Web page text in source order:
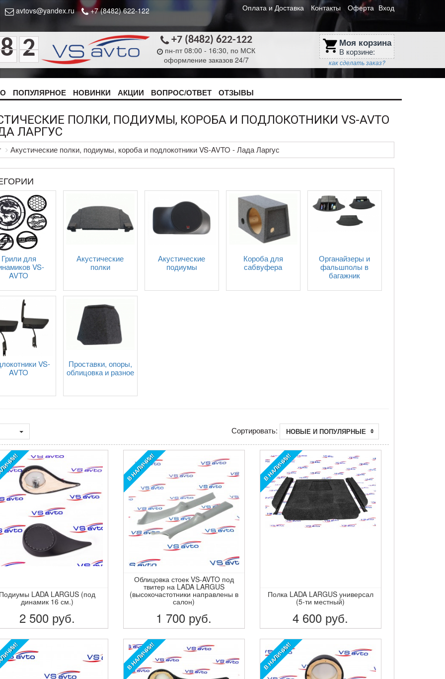
avtovs@yandex.ru +7 (8482) 622-122 Оплата и Доставка Контакты Оферта Вход
8 2 +7 (8482) 622-122
пн-пт 08:00 - 16:30, по МСК
оформление заказов 24/7
shopping_cart Моя корзина
В корзине:
как сделать заказ?
ПОПУЛЯРНОЕ НОВИНКИ АКЦИИ ВОПРОС/ОТВЕТ ОТЗЫВЫ
ПОЛКИ, ПОДИУМЫ, КОРОБА И ПОДЛОКОТНИКИ VS-AVTO
ЛАРГУС
Акустические полки, подиумы, короба и подлокотники VS-AVTO - Лада Ларгус
Грили для
VS-
AVTO
Акустические
полки
Акустические
подиумы
Короба для
сабвуфера
Органайзеры и
фальшполы в
багажник
VS-
AVTO
Проставки, опоры,
облицовка и разное
Сортировать: НОВЫЕ И ПОПУЛЯРНЫЕ
LADA LARGUS (под
динамик 16 см.)
2 500 руб.
ПОДРОБНЕЕ
В НАЛИЧИИ!
Облицовка стоек VS-AVTO под
твитер на LADA LARGUS
(высокочастотники направлены в
салон)
1 700 руб.
ПОДРОБНЕЕ
В НАЛИЧИИ!
Полка LADA LARGUS универсал
(5-ти местный)
4 600 руб.
ПОДРОБНЕЕ
В НАЛИЧИИ! В НАЛИЧИИ!